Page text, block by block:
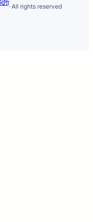
所
· All rights reserved